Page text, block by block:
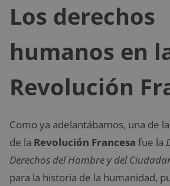
Los derechos
humanos en
Revolución
Como ya adelantábamos, una de
de la Revolución Francesa fue la
Derechos del Hombre y del
para la historia de la humanidad,